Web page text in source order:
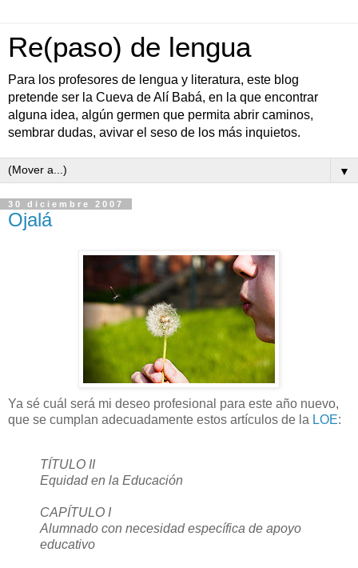
Re(paso) de lengua
Para los profesores de lengua y literatura, este blog
pretende ser la Cueva de Alí Babá, en la que encontrar
alguna idea, algún germen que permita abrir caminos,
sembrar dudas, avivar el seso de los más inquietos.
▼
30 diciembre 2007
Ojalá
Ya sé cuál será mi deseo profesional para este año nuevo,
que se cumplan adecuadamente estos artículos de la LOE:
TÍTULO II
Equidad en la Educación
CAPÍTULO I
Alumnado con necesidad específica de apoyo
educativo